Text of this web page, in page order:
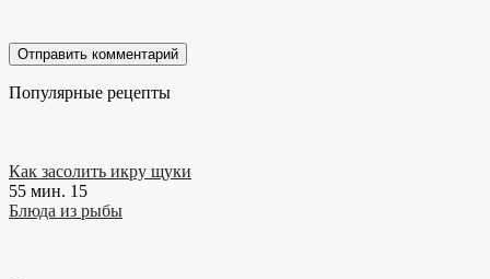
Популярные рецепты
Как засолить икру щуки
55 мин. 15
Блюда из рыбы